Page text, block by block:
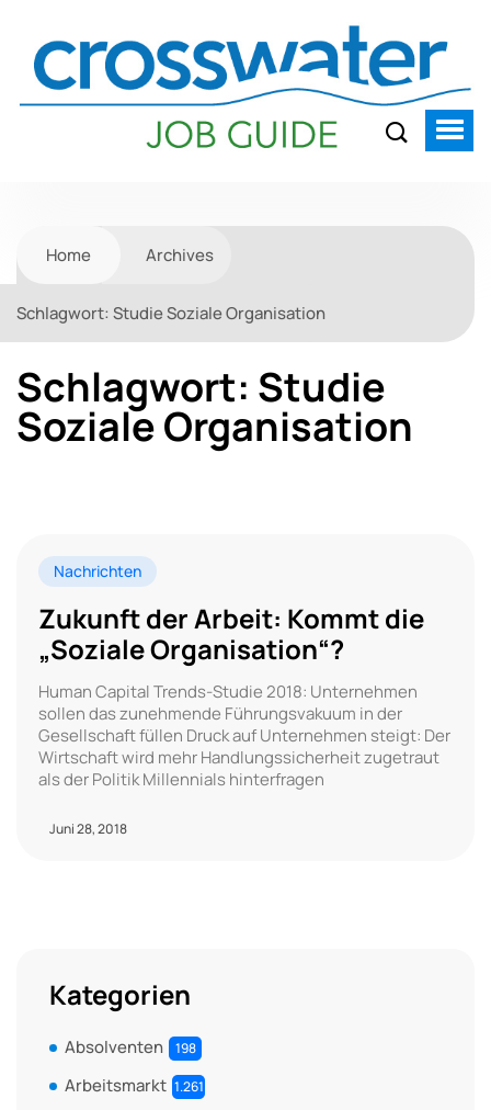
Home Archives
Schlagwort: Studie Soziale Organisation
Schlagwort: Studie
Soziale Organisation
Nachrichten
Zukunft der Arbeit: Kommt die
„Soziale Organisation“?
Human Capital Trends-Studie 2018: Unternehmen
sollen das zunehmende Führungsvakuum in der
Gesellschaft füllen Druck auf Unternehmen steigt: Der
Wirtschaft wird mehr Handlungssicherheit zugetraut
als der Politik Millennials hinterfragen
Juni 28, 2018
Kategorien
Absolventen 198
Arbeitsmarkt 1.261